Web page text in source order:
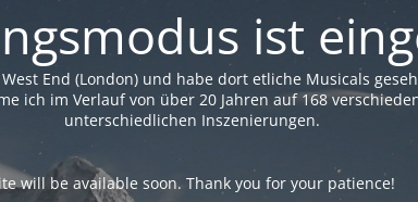
ist
End (London) und habe dort etliche Musicals
ich im Verlauf von über 20 Jahren auf 168
unterschiedlichen Inszenierungen.
will be available soon. Thank you for your patience!